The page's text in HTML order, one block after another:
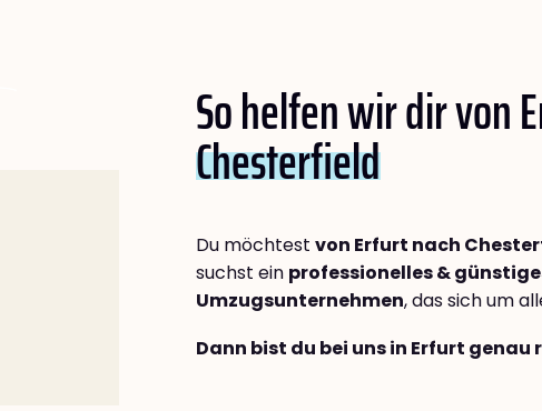
So helfen wir dir von
Chesterfield
Du möchtest von Erfurt nach
suchst ein professionelles &
Umzugsunternehmen, das sich um
Dann bist du bei uns in Erfurt